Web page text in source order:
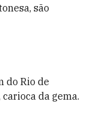
são
do Rio de
da gema.